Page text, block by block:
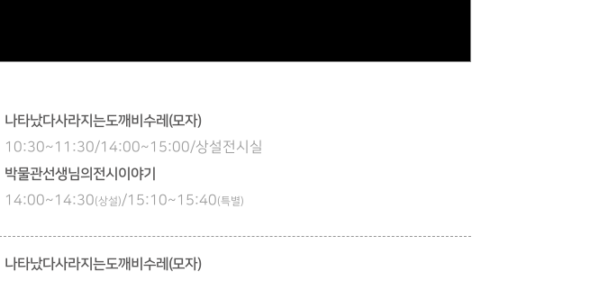
나타났다사라지는도깨비수레(모자)
10:30~11:30/14:00~15:00/상설전시실
박물관선생님의전시이야기
14:00~14:30(상설)/15:10~15:40(특별)
나타났다사라지는도깨비수레(모자)